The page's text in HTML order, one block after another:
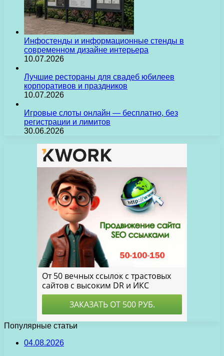
Инфостенды и информационные стенды в
современном дизайне интерьера
10.07.2026
Лучшие рестораны для свадеб юбилеев
корпоративов и праздников
10.07.2026
Игровые слоты онлайн — бесплатно, без
регистрации и лимитов
30.06.2026
Популярные статьи
04.08.2026